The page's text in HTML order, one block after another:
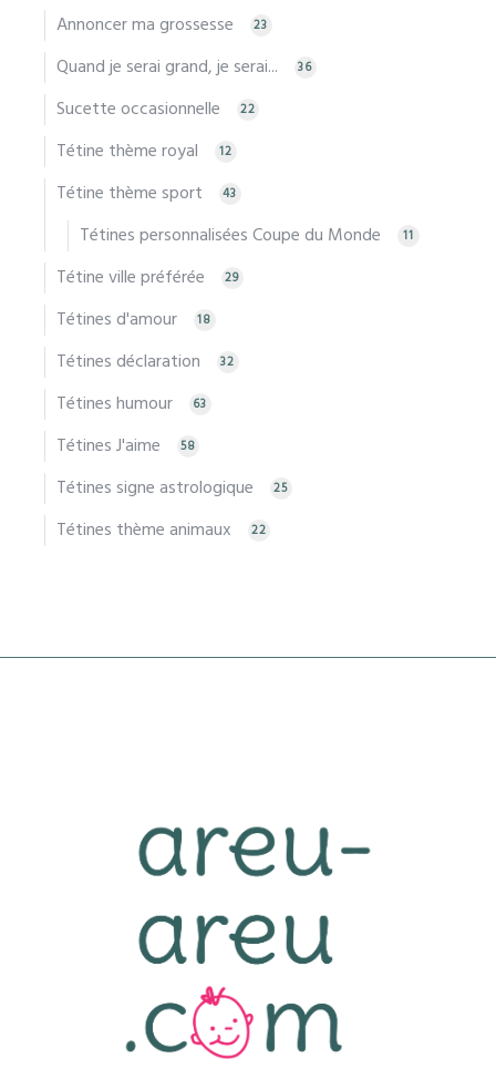
Annoncer ma grossesse 23
Quand je serai grand, je serai... 36
Sucette occasionnelle 22
Tétine thème royal 12
Tétine thème sport 43
Tétines personnalisées Coupe du Monde 11
Tétine ville préférée 29
Tétines d'amour 18
Tétines déclaration 32
Tétines humour 63
Tétines J'aime 58
Tétines signe astrologique 25
Tétines thème animaux 22